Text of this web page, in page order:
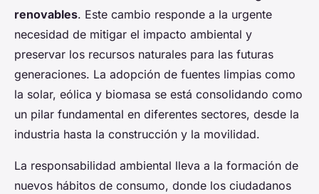
renovables. Este cambio responde a la urgente
necesidad de mitigar el impacto ambiental y
preservar los recursos naturales para las futuras
generaciones. La adopción de fuentes limpias como
la solar, eólica y biomasa se está consolidando como
un pilar fundamental en diferentes sectores, desde la
industria hasta la construcción y la movilidad.
La responsabilidad ambiental lleva a la formación de
nuevos hábitos de consumo, donde los ciudadanos